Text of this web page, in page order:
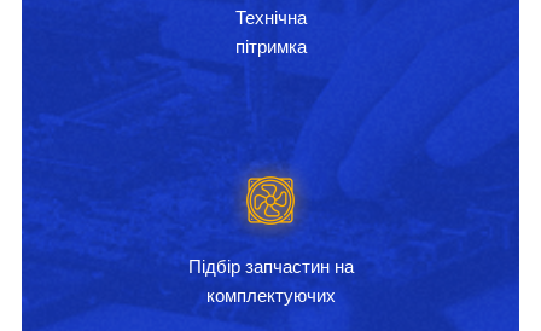
Технічна
пітримка
Підбір запчастин на
комплектуючих